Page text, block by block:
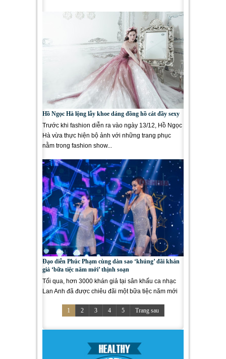
Hồ Ngọc Hà lộng lẫy khoe dáng đồng hồ cát đầy sexy
Trước khi fashion diễn ra vào ngày 13/12, Hồ Ngọc
Hà vừa thực hiện bộ ảnh với những trang phục
nằm trong fashion show...
Đạo diễn Phúc Phạm cùng dàn sao ‘khủng’ đãi khán
giả ‘bữa tiệc năm mới’ thịnh soạn
Tối qua, hơn 3000 khán giả tại sân khấu ca nhạc
Lan Anh đã được chiêu đãi một bữa tiệc năm mới
1
2 3 4 5 Trang sau